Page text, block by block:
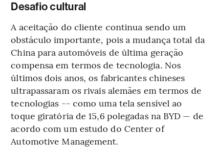
Desafio cultural
A aceitação do cliente continua sendo um
obstáculo importante, pois a mudança total da
China para automóveis de última geração
compensa em termos de tecnologia. Nos
últimos dois anos, os fabricantes chineses
ultrapassaram os rivais alemães em termos de
tecnologias -- como uma tela sensível ao
toque giratória de 15,6 polegadas na BYD — de
acordo com um estudo do Center of
Automotive Management.